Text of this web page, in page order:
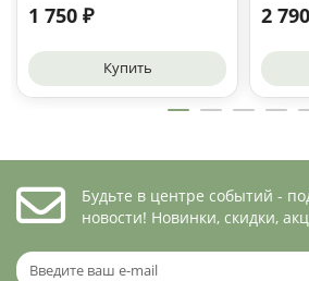
1 750 ₽
Купить
2
Будьте в центре событий -
новости! Новинки, скидки,